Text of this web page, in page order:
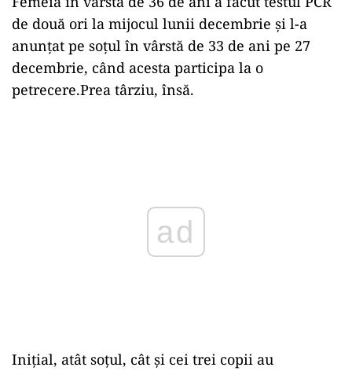
de două ori la mijocul lunii decembrie și l-a
anunțat pe soțul în vârstă de 33 de ani pe 27
decembrie, când acesta participa la o
petrecere.Prea târziu, însă.
Inițial, atât soțul, cât și cei trei copii au